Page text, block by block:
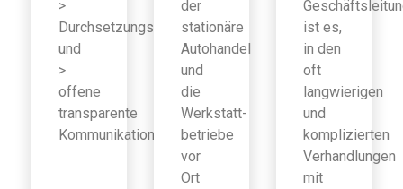
>
Durchsetzungsfähigkeit
und
>
offene
transparente
Kommunikation
der
stationäre
Autohandel
und
die
Werkstatt-
betriebe
vor
Ort
ist es,
in den
oft
langwierigen
und
komplizierten
Verhandlungen
mit